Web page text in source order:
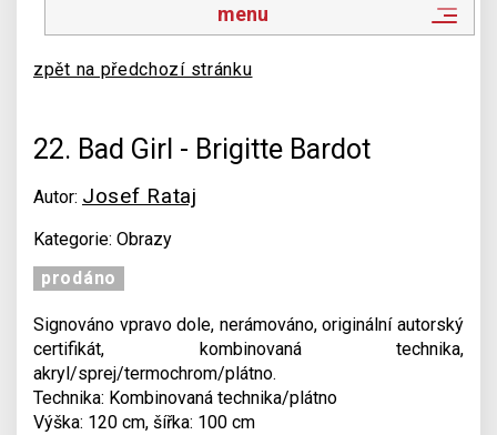
menu
zpět na předchozí stránku
22. Bad Girl - Brigitte Bardot
Autor: Josef Rataj
Kategorie: Obrazy
prodáno
Signováno vpravo dole, nerámováno, originální autorský
certifikát, kombinovaná technika,
akryl/sprej/termochrom/plátno.
Technika: Kombinovaná technika/plátno
Výška: 120 cm, šířka: 100 cm